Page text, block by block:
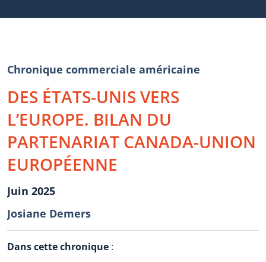
Chronique commerciale américaine
DES ÉTATS-UNIS VERS
L’EUROPE. BILAN DU
PARTENARIAT CANADA-UNION
EUROPÉENNE
Juin 2025
Josiane Demers
Dans cette chronique :